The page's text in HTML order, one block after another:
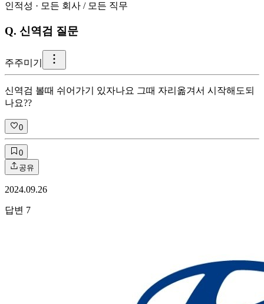
인적성 · 모든 회사 / 모든 직무
Q. 신역검 질문
주주미기
신역검 볼때 쉬어가기 있자나요 그때 자리옮겨서 시작해도되
나요??
0
0
공유
2024.09.26
답변 7